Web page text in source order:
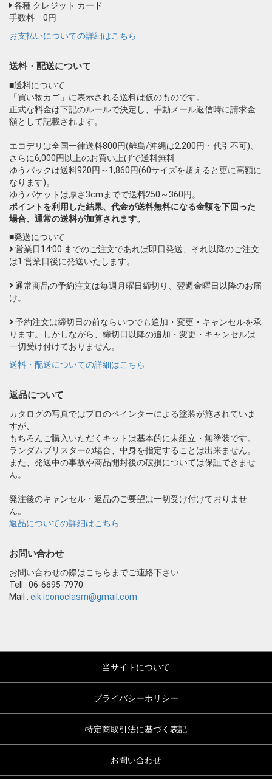
各種 クレジット カード
手数料 0円
お支払いについての詳細はこちら
送料・配送について
■送料について
「買い物カゴ」に表示される送料は仮のものです。
正式な料金は下記のルールで決定し、手動メール返信時に請求金
額として記載されます。
エコデリは全国一律送料800円(離島/沖縄は2,200円・代引不可)、
さらに6,000円以上のお買い上げで送料無料
ゆうパックは送料920円～1,860円(60サイズを超えると更に高額に
なります)。
ゆうパケットは厚さ3cmまでで送料250～360円。
ポイントを利用した結果、代金が送料無料になる金額を下回った
場合、通常の送料が加算されます。
■発送について
営業日14:00 までのご注文であれば即日発送、それ以降のご注文
は1 営業日後に発送いたします。
通常商品の予約注文は毎週月曜日締切り、翌週金曜日以降のお届
け。
予約注文は締切日の前ならいつでも追加・変更・キャンセルを承
ります。しかしながら、締切日以降の追加・変更・キャンセルは
一切受け付けておりません。
送料・配送についての詳細はこちら
返品について
カタログの写真ではプロのペインターによる塗装が施されていま
すが、
もちろんご購入いただくキットは基本的に未組立・無塗装です。
ランダムブリスターの場合、中身を指定することは出来ません。
また、発送中の事故や商品開封後の破損については保証できませ
ん。
発注後のキャンセル・返品のご要望は一切受け付けておりませ
ん。
返品についての詳細はこちら
お問い合わせ
お問い合わせの際はこちらまでご連絡下さい
Tell : 06-6695-7970
Mail : eik.iconoclasm@gmail.com
当サイトについて
プライバシーポリシー
特定商取引法に基づく表記
お問い合わせ